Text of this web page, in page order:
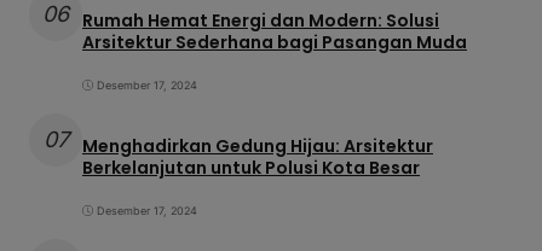
06 Rumah Hemat Energi dan Modern: Solusi
Arsitektur Sederhana bagi Pasangan Muda
Desember 17, 2024
07
Menghadirkan Gedung Hijau: Arsitektur
Berkelanjutan untuk Polusi Kota Besar
Desember 17, 2024